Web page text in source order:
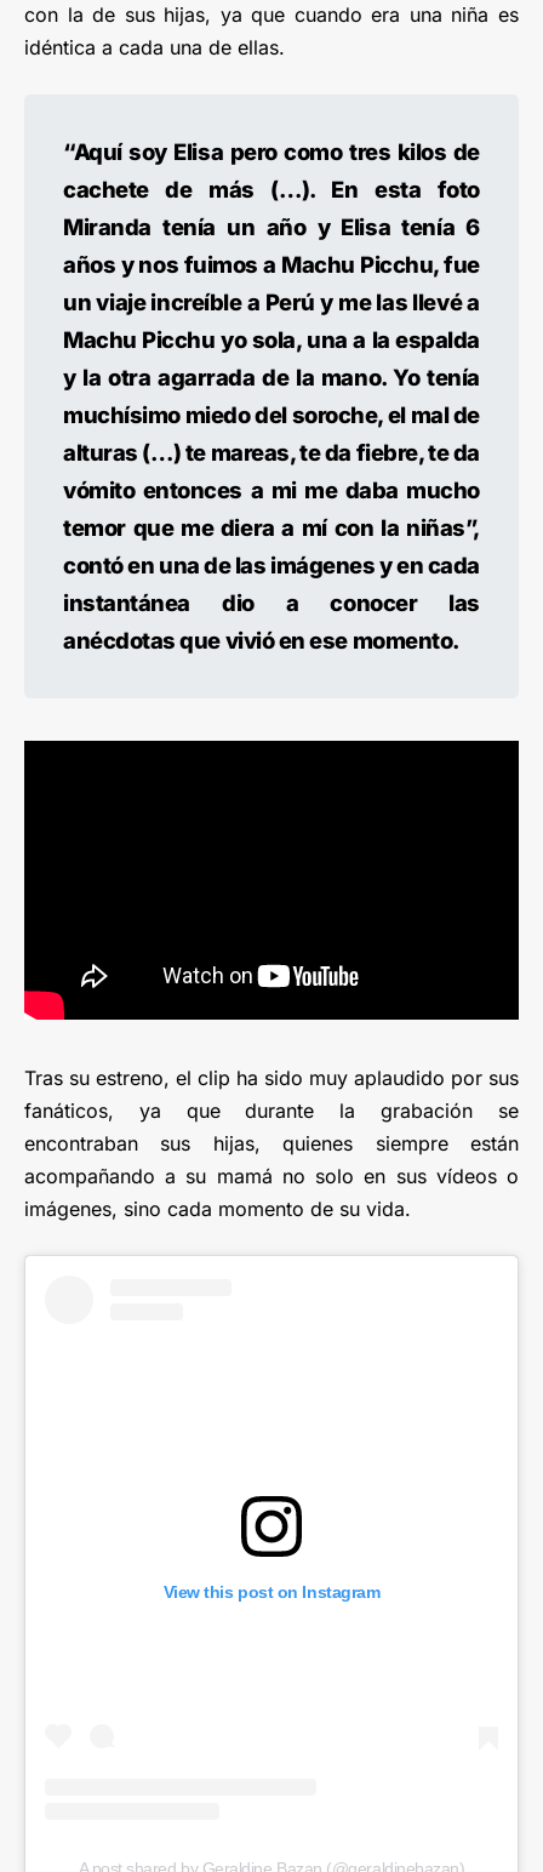
con la de sus hijas, ya que cuando era una niña es
idéntica a cada una de ellas.
“Aquí soy Elisa pero como tres kilos de
cachete de más (…). En esta foto
Miranda tenía un año y Elisa tenía 6
años y nos fuimos a Machu Picchu, fue
un viaje increíble a Perú y me las llevé a
Machu Picchu yo sola, una a la espalda
y la otra agarrada de la mano. Yo tenía
muchísimo miedo del soroche, el mal de
alturas (…) te mareas, te da fiebre, te da
vómito entonces a mi me daba mucho
temor que me diera a mí con la niñas”,
contó en una de las imágenes y en cada
instantánea dio a conocer las
anécdotas que vivió en ese momento.
Tras su estreno, el clip ha sido muy aplaudido por sus
fanáticos, ya que durante la grabación se
encontraban sus hijas, quienes siempre están
acompañando a su mamá no solo en sus vídeos o
imágenes, sino cada momento de su vida.
View this post on Instagram
A post shared by Geraldine Bazan (@geraldinebazan)